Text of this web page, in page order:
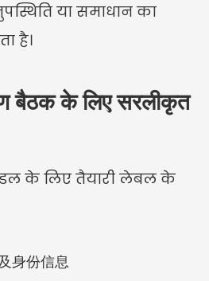
या समाधान का
है।
बैठक के लिए सरलीकृत
के लिए तैयारी लेबल के
身份信息